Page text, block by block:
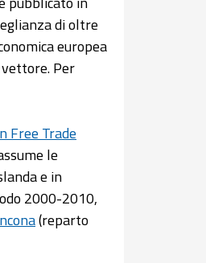
di oltre
europea
Per
Free Trade
le
e in
2000-2010,
(reparto